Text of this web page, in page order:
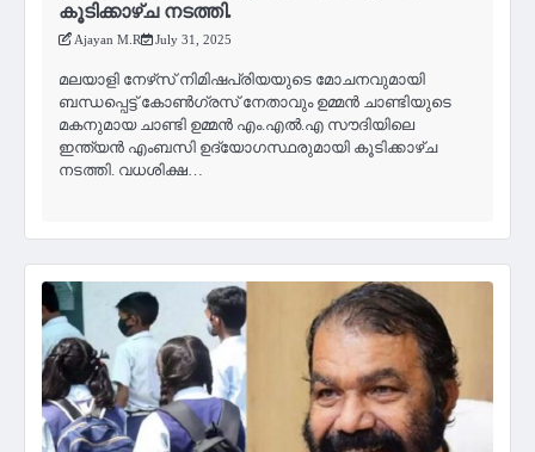
കൂടിക്കാഴ്ച നടത്തി.
Ajayan M.R July 31, 2025
മലയാളി നേഴ്‌സ് നിമിഷപ്രിയയുടെ മോചനവുമായി
ബന്ധപ്പെട്ട് കോൺഗ്രസ് നേതാവും ഉമ്മൻ ചാണ്ടിയുടെ
മകനുമായ ചാണ്ടി ഉമ്മൻ എം.എൽ.എ സൗദിയിലെ
ഇന്ത്യൻ എംബസി ഉദ്യോഗസ്ഥരുമായി കൂടിക്കാഴ്ച
നടത്തി. വധശിക്ഷ…